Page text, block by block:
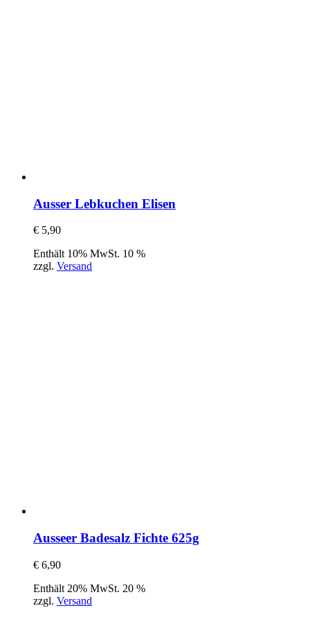
Ausser Lebkuchen Elisen
€ 5,90
Enthält 10% MwSt. 10 %
zzgl. Versand
Ausseer Badesalz Fichte 625g
€ 6,90
Enthält 20% MwSt. 20 %
zzgl. Versand